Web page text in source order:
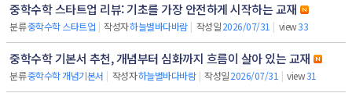
중학수학 스타트업 리뷰: 기초를 가장 안전하게 시작하는 교재
분류중학수학 스타트업 | 작성자하늘별바다바람 | 작성일2026/07/31 | view33
중학수학 기본서 추천, 개념부터 심화까지 흐름이 살아 있는 교재
분류중학수학 개념기본서 | 작성자하늘별바다바람 | 작성일2026/07/31 | view31